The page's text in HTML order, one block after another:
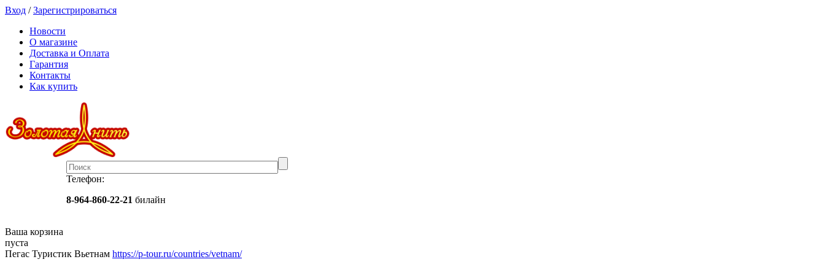
Вход /Зарегистрироваться
Новости
О магазине
Доставка и Оплата
Гарантия
Контакты
Как купить
Телефон:
8-964-860-22-21 билайн
Ваша корзина
пуста
Пегас Туристик Вьетнам https://p-tour.ru/countries/vetnam/